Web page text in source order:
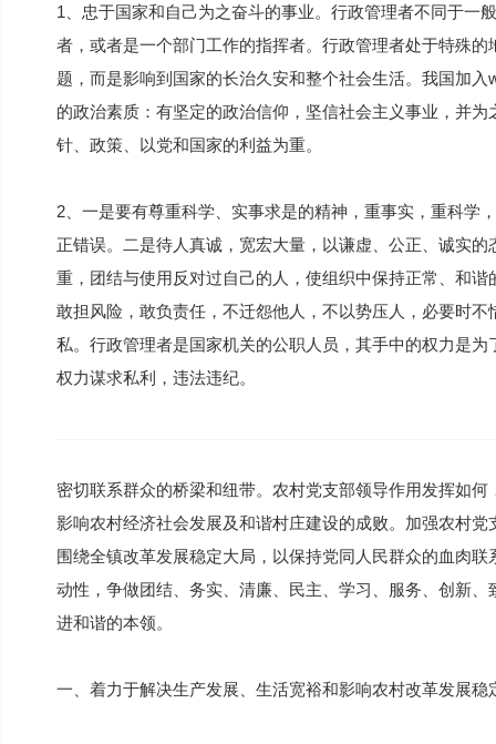
1、忠于国家和自己为之奋斗的事业。行政管理者不同于一
者，或者是一个部门工作的指挥者。行政管理者处于特殊
题，而是影响到国家的长治久安和整个社会生活。我国加
的政治素质：有坚定的政治信仰，坚信社会主义事业，并
针、政策、以党和国家的利益为重。
2、一是要有尊重科学、实事求是的精神，重事实，重科学
正错误。二是待人真诚，宽宏大量，以谦虚、公正、诚实
重，团结与使用反对过自己的人，使组织中保持正常、和
敢担风险，敢负责任，不迁怨他人，不以势压人，必要时
私。行政管理者是国家机关的公职人员，其手中的权力是
权力谋求私利，违法违纪。
密切联系群众的桥梁和纽带。农村党支部领导作用发挥如
影响农村经济社会发展及和谐村庄建设的成败。加强农村
围绕全镇改革发展稳定大局，以保持党同人民群众的血肉
动性，争做团结、务实、清廉、民主、学习、服务、创新
进和谐的本领。
一、着力于解决生产发展、生活宽裕和影响农村改革发展稳